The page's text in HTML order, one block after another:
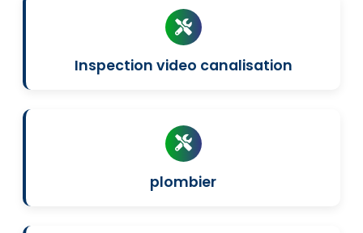
Inspection video canalisation
plombier